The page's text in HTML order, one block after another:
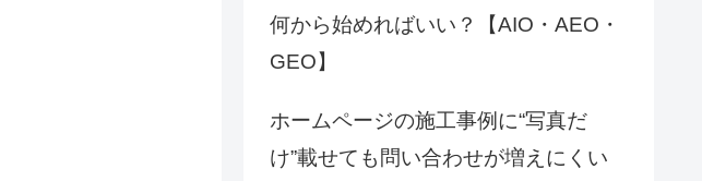
何から始めればいい？【AIO・AEO・
GEO】
ホームページの施工事例に“写真だ
け”載せても問い合わせが増えにくい